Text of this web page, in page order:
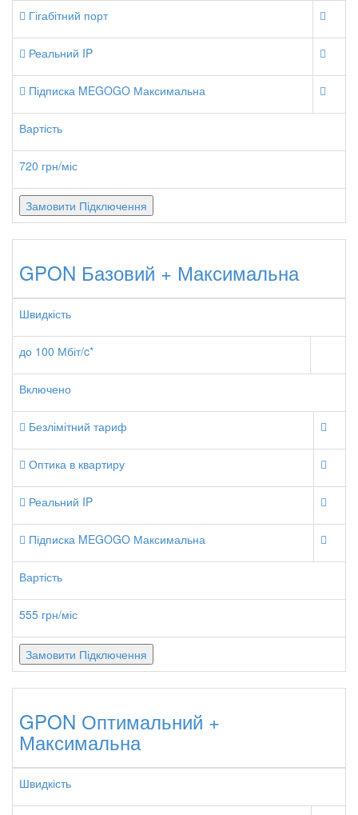
Гігабітний порт
Реальний IP
Підписка MEGOGO Максимальна
Вартість
720 грн/міс
Замовити Підключення
GPON Базовий + Максимальна
Швидкість
до 100 Мбіт/c*
Включено
Безлімітний тариф
Оптика в квартиру
Реальний IP
Підписка MEGOGO Максимальна
Вартість
555 грн/міс
Замовити Підключення
GPON Оптимальний +
Максимальна
Швидкість